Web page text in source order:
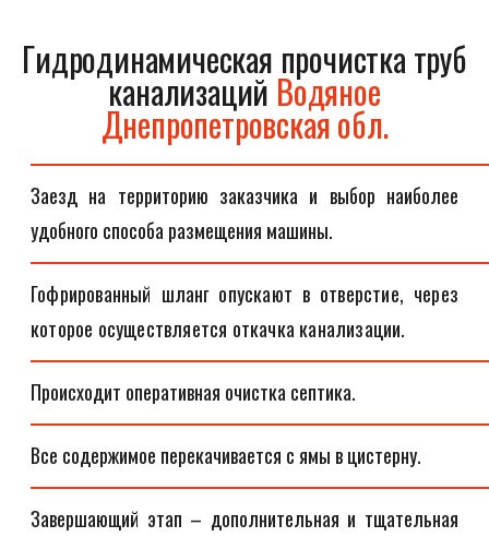
Гидродинамическая прочистка труб
канализаций Водяное
Днепропетровская обл.
Заезд на территорию заказчика и выбор наиболее
удобного способа размещения машины.
Гофрированный шланг опускают в отверстие, через
которое осуществляется откачка канализации.
Происходит оперативная очистка септика.
Все содержимое перекачивается с ямы в цистерну.
Завершающий этап – дополнительная и тщательная